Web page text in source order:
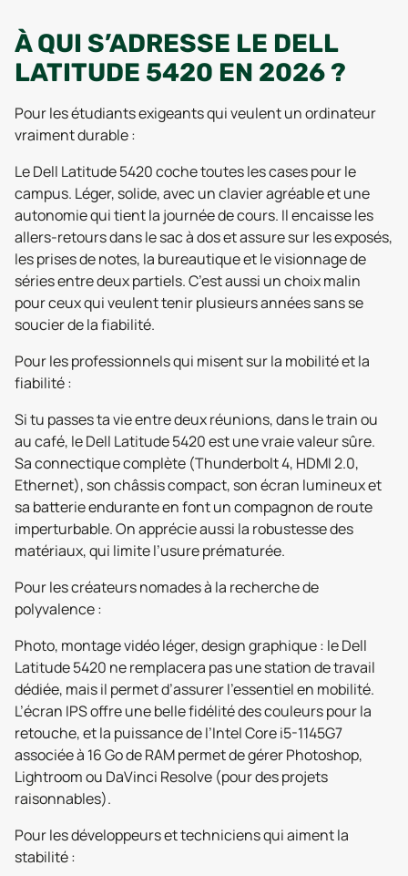
À QUI S’ADRESSE LE DELL
LATITUDE 5420 EN 2026 ?
Pour les étudiants exigeants qui veulent un ordinateur
vraiment durable :
Le Dell Latitude 5420 coche toutes les cases pour le
campus. Léger, solide, avec un clavier agréable et une
autonomie qui tient la journée de cours. Il encaisse les
allers-retours dans le sac à dos et assure sur les exposés,
les prises de notes, la bureautique et le visionnage de
séries entre deux partiels. C’est aussi un choix malin
pour ceux qui veulent tenir plusieurs années sans se
soucier de la fiabilité.
Pour les professionnels qui misent sur la mobilité et la
fiabilité :
Si tu passes ta vie entre deux réunions, dans le train ou
au café, le Dell Latitude 5420 est une vraie valeur sûre.
Sa connectique complète (Thunderbolt 4, HDMI 2.0,
Ethernet), son châssis compact, son écran lumineux et
sa batterie endurante en font un compagnon de route
imperturbable. On apprécie aussi la robustesse des
matériaux, qui limite l’usure prématurée.
Pour les créateurs nomades à la recherche de
polyvalence :
Photo, montage vidéo léger, design graphique : le Dell
Latitude 5420 ne remplacera pas une station de travail
dédiée, mais il permet d’assurer l’essentiel en mobilité.
L’écran IPS offre une belle fidélité des couleurs pour la
retouche, et la puissance de l’Intel Core i5-1145G7
associée à 16 Go de RAM permet de gérer Photoshop,
Lightroom ou DaVinci Resolve (pour des projets
raisonnables).
Pour les développeurs et techniciens qui aiment la
stabilité :